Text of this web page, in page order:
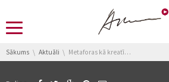
You are here:
Sākums Aktuāli Metaforas kā kreatīvs risinājums unikālai reklāmai